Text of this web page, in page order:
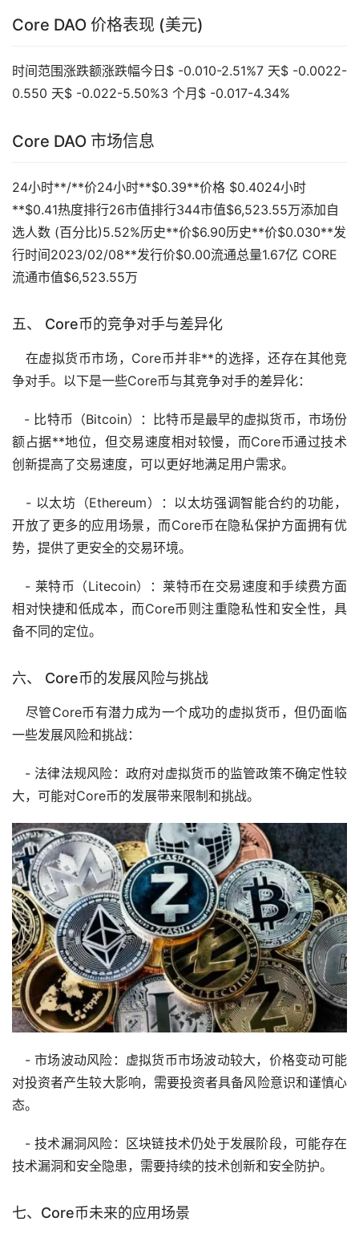
Core DAO 价格表现 (美元)
时间范围涨跌额涨跌幅今日$ -0.010-2.51%7 天$ -0.0022-
0.550 天$ -0.022-5.50%3 个月$ -0.017-4.34%
Core DAO 市场信息
24小时**/**价24小时**$0.39**价格 $0.4024小时
**$0.41热度排行26市值排行344市值$6,523.55万添加自
选人数 (百分比)5.52%历史**价$6.90历史**价$0.030**发
行时间2023/02/08**发行价$0.00流通总量1.67亿 CORE
流通市值$6,523.55万
五、 Core币的竞争对手与差异化
在虚拟货币市场，Core币并非**的选择，还存在其他竞
争对手。以下是一些Core币与其竞争对手的差异化：
- 比特币 （Bitcoin）：比特币是最早的虚拟货币，市场份
额占据**地位，但交易速度相对较慢，而Core币通过技术
创新提高了交易速度，可以更好地满足用户需求。
- 以太坊 （Ethereum）：以太坊强调智能合约的功能，
开放了更多的应用场景，而Core币在隐私保护方面拥有优
势，提供了更安全的交易环境。
- 莱特币（Litecoin）：莱特币在交易速度和手续费方面
相对快捷和低成本，而Core币则注重隐私性和安全性，具
备不同的定位。
六、 Core币的发展风险与挑战
尽管Core币有潜力成为一个成功的虚拟货币，但仍面临
一些发展风险和挑战：
- 法律法规风险：政府对虚拟货币的监管政策不确定性较
大，可能对Core币的发展带来限制和挑战。
- 市场波动风险：虚拟货币市场波动较大，价格变动可能
对投资者产生较大影响，需要投资者具备风险意识和谨慎心
态。
- 技术漏洞风险：区块链技术仍处于发展阶段，可能存在
技术漏洞和安全隐患，需要持续的技术创新和安全防护。
七、Core币未来的应用场景